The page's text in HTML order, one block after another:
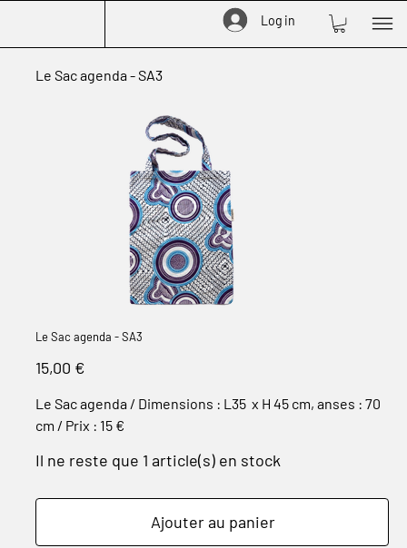
Log in
Le Sac agenda - SA3
Le Sac agenda - SA3
15,00 €
Le Sac agenda / Dimensions : L35 x H 45 cm, anses : 70
cm / Prix : 15 €
Il ne reste que 1 article(s) en stock
Ajouter au panier